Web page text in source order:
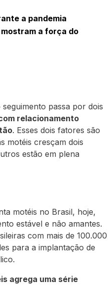
a pandemia
a força do
passa por dois
relacionamento
. Esses dois fatores são
motéis cresçam dois
estão em plena
motéis no Brasil, hoje,
estável e não amantes.
com mais de 100.000
para a implantação de
agrega uma série